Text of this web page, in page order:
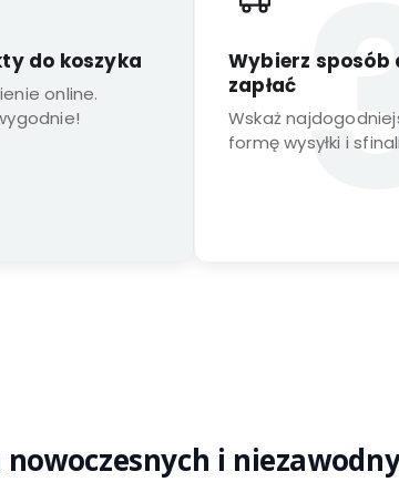
do koszyka
online.
Wybierz sposób
zapłać
Wskaż
formę wysyłki i
i